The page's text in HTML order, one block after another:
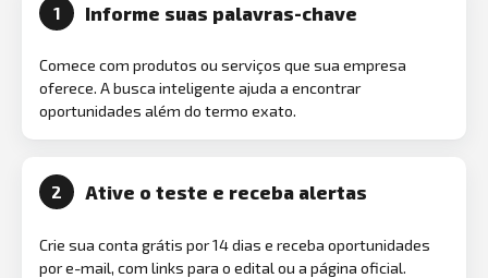
1 Informe suas palavras-chave
Comece com produtos ou serviços que sua empresa
oferece. A busca inteligente ajuda a encontrar
oportunidades além do termo exato.
2 Ative o teste e receba alertas
Crie sua conta grátis por 14 dias e receba oportunidades
por e-mail, com links para o edital ou a página oficial.